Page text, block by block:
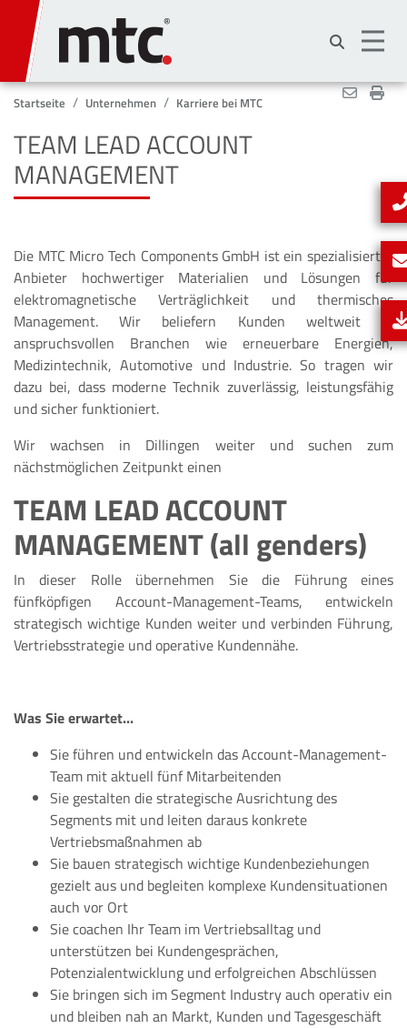
Startseite Unternehmen Karriere bei MTC
TEAM LEAD ACCOUNT
MANAGEMENT
Die MTC Micro Tech Components GmbH ist ein spezialisierter
Anbieter hochwertiger Materialien und Lösungen für
elektromagnetische Verträglichkeit und thermisches
Management. Wir beliefern Kunden weltweit in
anspruchsvollen Branchen wie erneuerbare Energien,
Medizintechnik, Automotive und Industrie. So tragen wir
dazu bei, dass moderne Technik zuverlässig, leistungsfähig
und sicher funktioniert.
Wir wachsen in Dillingen weiter und suchen zum
nächstmöglichen Zeitpunkt einen
TEAM LEAD ACCOUNT
MANAGEMENT (all genders)
In dieser Rolle übernehmen Sie die Führung eines
fünfköpfigen Account-Management-Teams, entwickeln
strategisch wichtige Kunden weiter und verbinden Führung,
Vertriebsstrategie und operative Kundennähe.
Was Sie erwartet...
Sie führen und entwickeln das Account-Management-
Team mit aktuell fünf Mitarbeitenden
Sie gestalten die strategische Ausrichtung des
Segments mit und leiten daraus konkrete
Vertriebsmaßnahmen ab
Sie bauen strategisch wichtige Kundenbeziehungen
gezielt aus und begleiten komplexe Kundensituationen
auch vor Ort
Sie coachen Ihr Team im Vertriebsalltag und
unterstützen bei Kundengesprächen,
Potenzialentwicklung und erfolgreichen Abschlüssen
Sie bringen sich im Segment Industry auch operativ ein
und bleiben nah an Markt, Kunden und Tagesgeschäft